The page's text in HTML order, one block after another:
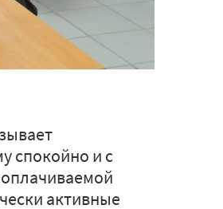
спокойно и с
активные